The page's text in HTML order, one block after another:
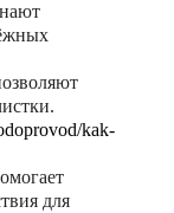
kak-
для